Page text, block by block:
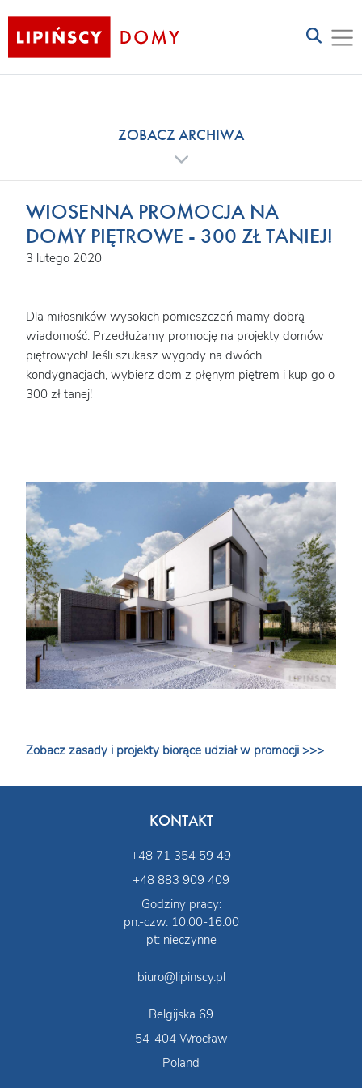
ZOBACZ ARCHIWA
WIOSENNA PROMOCJA NA
DOMY PIĘTROWE - 300 ZŁ TANIEJ!
3 lutego 2020
Dla miłosników wysokich pomieszczeń mamy dobrą
wiadomość. Przedłużamy promocję na projekty domów
piętrowych! Jeśli szukasz wygody na dwóch
kondygnacjach, wybierz dom z płęnym piętrem i kup go o
300 zł tanej!
Zobacz zasady i projekty biorące udział w promocji >>>
KONTAKT
+48 71 354 59 49
+48 883 909 409
Godziny pracy:
pn.-czw. 10:00-16:00
pt: nieczynne
biuro@lipinscy.pl
Belgijska 69
54-404 Wrocław
Poland